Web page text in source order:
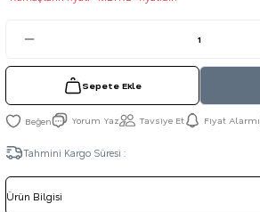
Sepete Ekle
Yorum Yaz Tavsiye Et Fiyat Alarmı
Tahmini Kargo Süresi :
Ürün Bilgisi